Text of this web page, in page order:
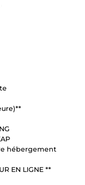
hébergement
EN LIGNE **